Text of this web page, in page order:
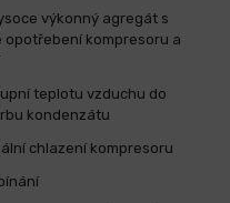
výkonný agregát s
opotřebení kompresoru a
teplotu vzduchu do
kondenzátu
chlazení kompresoru